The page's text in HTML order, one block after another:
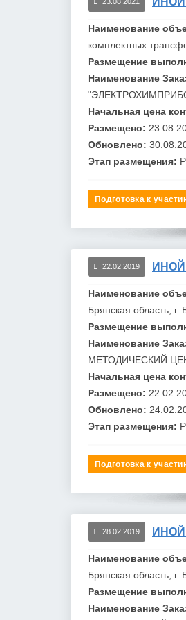
Наименование
комплектных
Размещение
Наименование
Начальная цена
Размещено:
Обновлено:
Этап размещения:
Подготовка к
22.02.2019 ИНОЙ
Наименование
Брянская область,
Размещение
Наименование
МЕТОДИЧЕСКИЙ
Начальная цена
Размещено:
Обновлено:
Этап размещения:
Подготовка к
28.02.2019 ИНОЙ
Наименование
Брянская область,
Размещение
Наименование